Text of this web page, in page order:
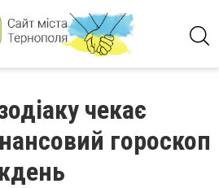
чекає
гороскоп